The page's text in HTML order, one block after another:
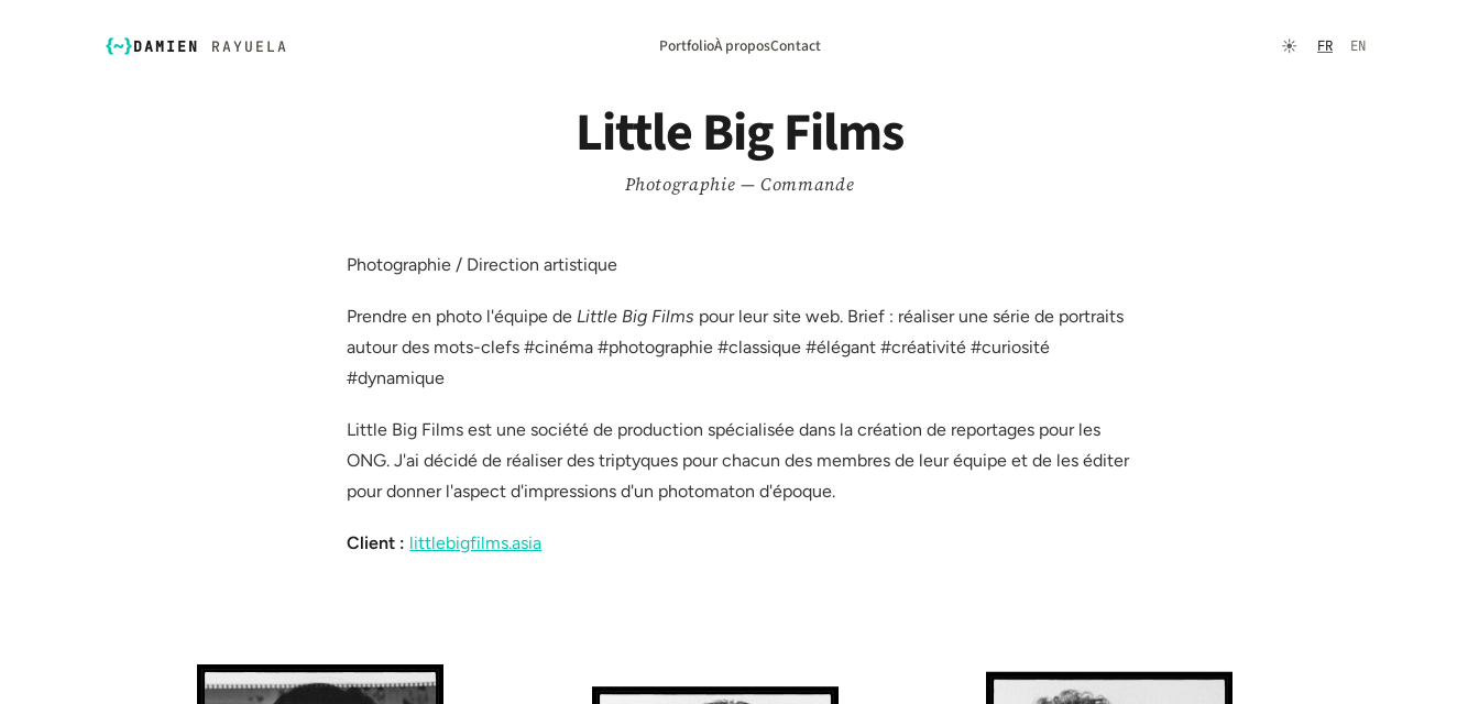
DAMIEN RAYUELA PortfolioÀ proposContact ☀️ FR EN
Little Big Films
Photographie — Commande
Photographie / Direction artistique
Prendre en photo l'équipe de Little Big Films pour leur site web. Brief : réaliser une série de portraits
autour des mots-clefs #cinéma #photographie #classique #élégant #créativité #curiosité
#dynamique
Little Big Films est une société de production spécialisée dans la création de reportages pour les
ONG. J'ai décidé de réaliser des triptyques pour chacun des membres de leur équipe et de les éditer
pour donner l'aspect d'impressions d'un photomaton d'époque.
Client : littlebigfilms.asia